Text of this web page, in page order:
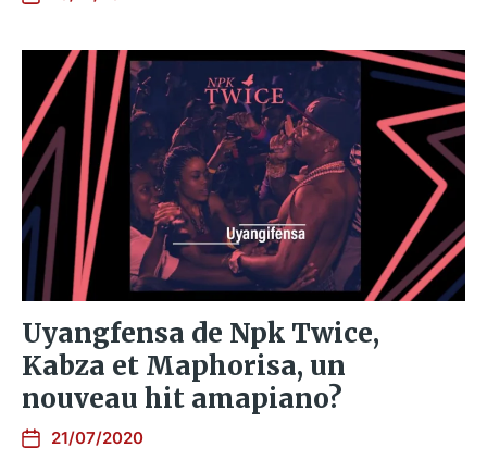
Uyangfensa de Npk Twice,
Kabza et Maphorisa, un
nouveau hit amapiano?
21/07/2020